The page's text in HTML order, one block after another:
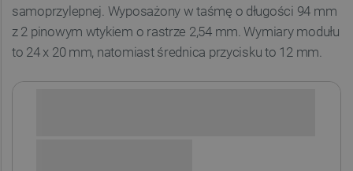
samoprzylepnej. Wyposażony w taśmę o długości 94 mm
z 2 pinowym wtykiem o rastrze 2,54 mm. Wymiary modułu
to 24 x 20 mm, natomiast średnica przycisku to 12 mm.